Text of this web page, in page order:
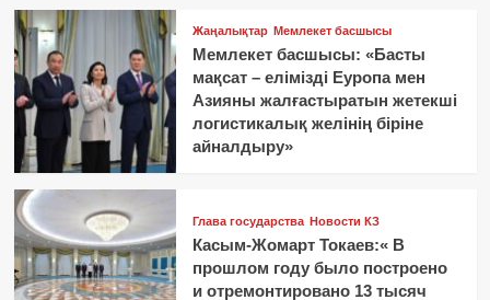
Жаңалықтар Мемлекет басшысы
Мемлекет басшысы: «Басты
мақсат – елімізді Еуропа мен
Азияны жалғастыратын жетекші
логистикалық желінің біріне
айналдыру»
Глава государства Новости КЗ
Касым-Жомарт Токаев:« В
прошлом году было построено
и отремонтировано 13 тысяч